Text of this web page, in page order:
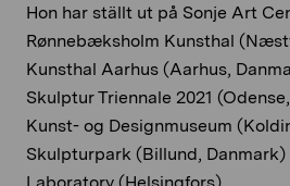
Hon har ställt ut på Sonje Art
Rønnebæksholm Kunsthal
Kunsthal Aarhus (Aarhus,
Skulptur Triennale 2021
Kunst- og Designmuseum
Skulpturpark (Billund,
Laboratory (Helsingfors).